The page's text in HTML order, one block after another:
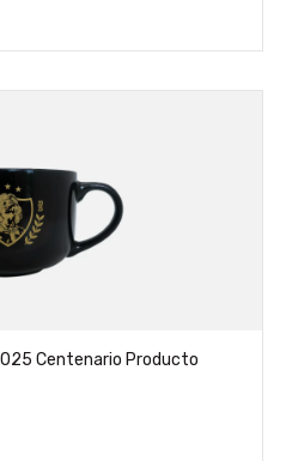
Centenario Producto